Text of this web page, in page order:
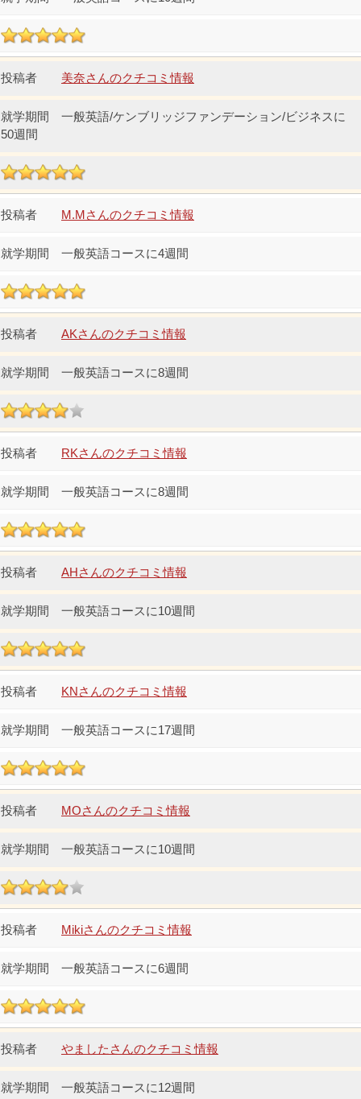
美奈さんのクチコミ情報
一般英語/ケンブリッジファンデーション/ビジネスに
50週間
M.Mさんのクチコミ情報
一般英語コースに4週間
AKさんのクチコミ情報
一般英語コースに8週間
RKさんのクチコミ情報
一般英語コースに8週間
AHさんのクチコミ情報
一般英語コースに10週間
KNさんのクチコミ情報
一般英語コースに17週間
MOさんのクチコミ情報
一般英語コースに10週間
Mikiさんのクチコミ情報
一般英語コースに6週間
やましたさんのクチコミ情報
一般英語コースに12週間